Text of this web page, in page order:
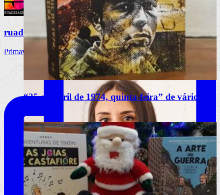
“25 de abril de 1974, quinta-feira” de vários
ruadebaixo
Primavera Sound Porto, dia 3. @primaverasound_port